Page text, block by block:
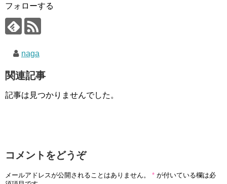
フォローする
naga
関連記事
記事は見つかりませんでした。
コメントをどうぞ
メールアドレスが公開されることはありません。 * が付いている欄は必